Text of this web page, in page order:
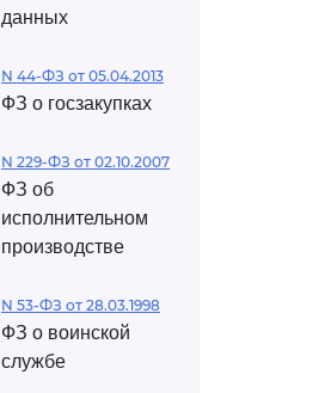
данных
N 44-ФЗ от 05.04.2013
ФЗ о госзакупках
N 229-ФЗ от 02.10.2007
ФЗ об
исполнительном
производстве
N 53-ФЗ от 28.03.1998
ФЗ о воинской
службе